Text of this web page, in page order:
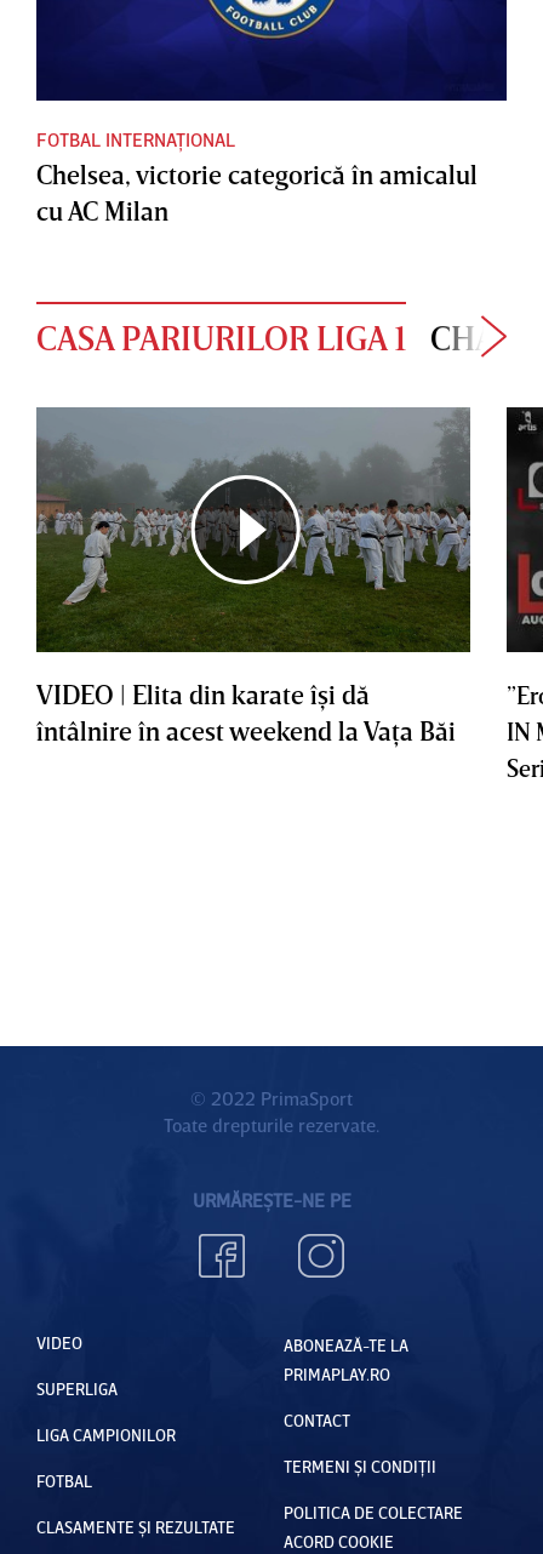
FOTBAL INTERNAȚIONAL
Chelsea, victorie categorică în amicalul
cu AC Milan
CASA PARIURILOR LIGA 1
VIDEO | Elita din karate îşi dă
întâlnire în acest weekend la Vaţa Băi
IN
© 2022 PrimaSport
Toate drepturile rezervate.
URMĂREȘTE-NE PE
VIDEO
SUPERLIGA
LIGA CAMPIONILOR
FOTBAL
CLASAMENTE ȘI REZULTATE
ABONEAZĂ-TE LA
PRIMAPLAY.RO
CONTACT
TERMENI ȘI CONDIȚII
POLITICA DE COLECTARE
ACORD COOKIE